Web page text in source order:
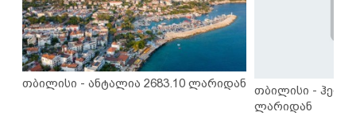
თბილისი - ანტალია 2683.10 ლარიდან
თბილისი -
ლარიდან